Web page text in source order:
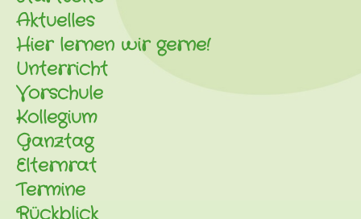
Aktuelles
Hier lernen wir gerne!
Unterricht
Vorschule
Kollegium
Ganztag
Elternrat
Termine